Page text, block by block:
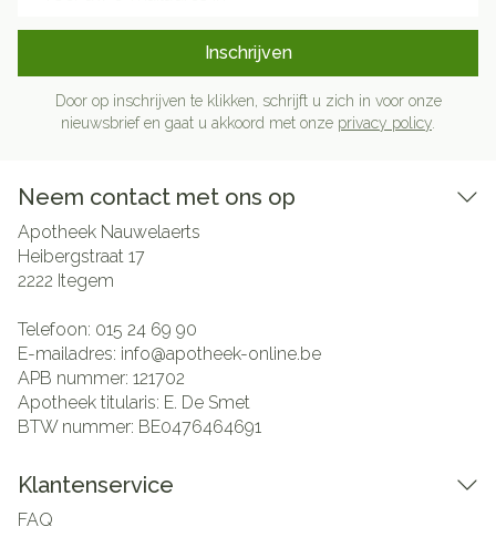
Inschrijven
Door op inschrijven te klikken, schrijft u zich in voor onze
nieuwsbrief en gaat u akkoord met onze privacy policy
Neem contact met ons op
Apotheek Nauwelaerts
Heibergstraat 17
2222 Itegem
Telefoon: 015 24 69 90
E-mailadres: info@apotheek-online.be
APB nummer: 121702
Apotheek titularis: E. De Smet
BTW nummer: BE0476464691
Klantenservice
FAQ